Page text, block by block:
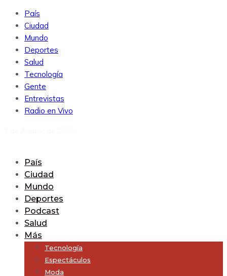
País
Ciudad
Mundo
Deportes
Salud
Tecnología
Gente
Entrevistas
Radio en Vivo
País
Ciudad
Mundo
Deportes
Podcast
Salud
Más
Tecnología
Espectáculos
Moda